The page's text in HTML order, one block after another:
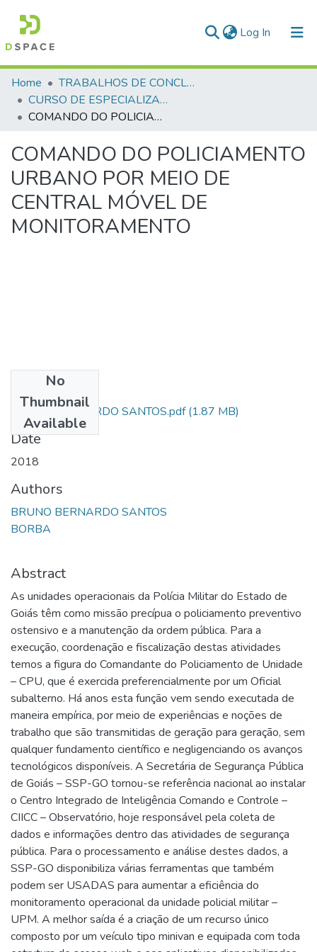
Log In (current)
Communities & Collections
All of DSpace
Home
TRABALHOS DE CONCLUSÃO DE CURSO - CEGESP (CURSO DE ESPECIALIZAÇÃO EM GERENCIAMENTO EM SEGURANÇA PÚBLICA)
CURSO DE ESPECIALIZAÇÃO EM GERENCIAMENTO EM SEGURANÇA PÚBLICA - CEGESP - 2018
COMANDO DO POLICIAMENTO URBANO POR MEIO DE CENTRAL MÓVEL DE MONITORAMENTO
COMANDO DO POLICIAMENTO
URBANO POR MEIO DE
CENTRAL MÓVEL DE
MONITORAMENTO
No
Thumbnail
Available
BRUNO BERNARDO SANTOS.pdf(1.87 MB)
Date
2018
Authors
BRUNO BERNARDO SANTOS
BORBA
Abstract
As unidades operacionais da Polícia Militar do Estado de
Goiás têm como missão precípua o policiamento preventivo
ostensivo e a manutenção da ordem pública. Para a
execução, coordenação e fiscalização destas atividades
temos a figura do Comandante do Policiamento de Unidade
– CPU, que é exercida preferencialmente por um Oficial
subalterno. Há anos esta função vem sendo executada de
maneira empírica, por meio de experiências e noções de
trabalho que são transmitidas de geração para geração, sem
qualquer fundamento científico e negligenciando os avanços
tecnológicos disponíveis. A Secretária de Segurança Pública
de Goiás – SSP-GO tornou-se referência nacional ao instalar
o Centro Integrado de Inteligência Comando e Controle –
CIICC – Observatório, hoje responsável pela coleta de
dados e informações dentro das atividades de segurança
pública. Para o processamento e análise destes dados, a
SSP-GO disponibiliza várias ferramentas que também
podem ser USADAS para aumentar a eficiência do
monitoramento operacional da unidade policial militar –
UPM. A melhor saída é a criação de um recurso único
composto por um veículo tipo minivan e equipada com toda